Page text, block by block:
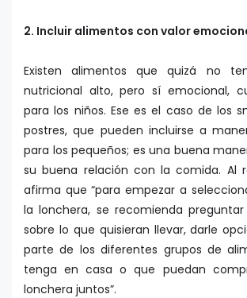
2. Incluir alimentos con valor
Existen alimentos que quizá no
nutricional alto, pero sí emocional,
para los niños. Ese es el caso de los
postres, que pueden incluirse a
para los pequeños; es una buena
su buena relación con la comida. Al
afirma que “para empezar a
la lonchera, se recomienda
sobre lo que quisieran llevar, darle
parte de los diferentes grupos de
tenga en casa o que puedan
lonchera juntos”.